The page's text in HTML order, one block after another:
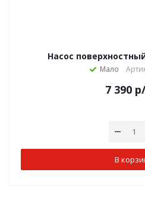
Насос
Мало
7 390 р
В